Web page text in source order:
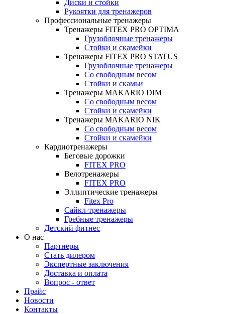
Диски и стойки
Рукоятки для тренажеров
Профессиональные тренажеры
Тренажеры FITEX PRO OPTIMA
Грузоблочные тренажеры
Стойки и скамейки
Тренажеры FITEX PRO STATUS
Грузоблочные тренажеры
Со свободным весом
Стойки и скамьи
Тренажеры MAKARIO DIM
Со свободным весом
Стойки и скамейки
Тренажеры MAKARIO NIK
Со свободным весом
Стойки и скамейки
Кардиотренажеры
Беговые дорожки
FITEX PRO
Велотренажеры
FITEX PRO
Эллиптические тренажеры
Fitex Pro
Сайкл-тренажеры
Гребные тренажеры
Детский фитнес
О нас
Партнеры
Стать дилером
Экспертные заключения
Доставка и оплата
Вопрос - ответ
Прайс
Новости
Контакты